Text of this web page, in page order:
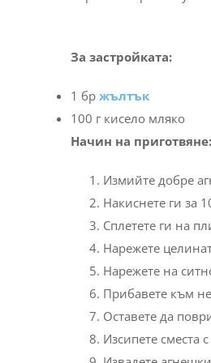
За застройката:
1 бр жълтък
100 г кисело мляко
Начин на приготвяне:
Измийте добре
Накиснете ги за
Сплетете ги на
Нарежете
Нарежете на
Прибавете към
Оставете да
Изсипете сместа